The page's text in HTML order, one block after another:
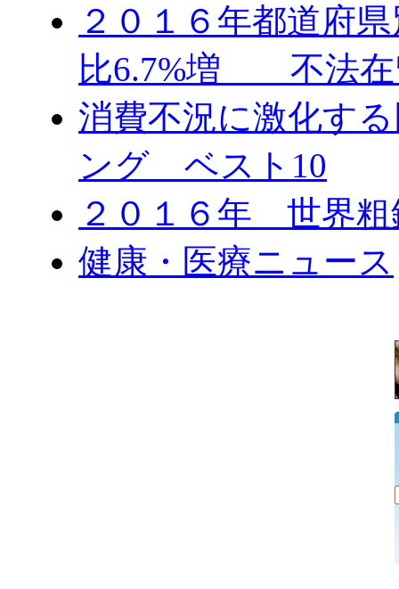
２０１６年都道府
比6.7%増 不法在
消費不況に激化す
ング ベスト10
２０１６年 世界粗
健康・医療ニュース